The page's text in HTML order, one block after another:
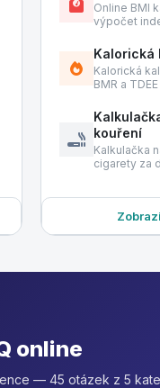
Online BMI
výpočet
Kalorická
Kalorická
BMR a
kouření
Kalkulačka
cigarety za
online
— 45 otázek z 5